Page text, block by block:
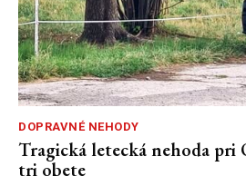
DOPRAVNÉ NEHODY
Tragická letecká nehoda pri
tri obete